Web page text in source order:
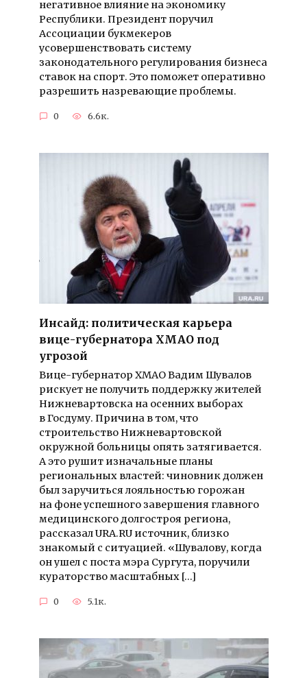
негативное влияние на экономику
Республики. Президент поручил
Ассоциации букмекеров
усовершенствовать систему
законодательного регулирования бизнеса
ставок на спорт. Это поможет оперативно
разрешить назревающие проблемы.
0 6.6к.
Инсайд: политическая карьера
вице-губернатора ХМАО под
угрозой
Вице-губернатор ХМАО Вадим Шувалов
рискует не получить поддержку жителей
Нижневартовска на осенних выборах
в Госдуму. Причина в том, что
строительство Нижневартовской
окружной больницы опять затягивается.
А это рушит изначальные планы
региональных властей: чиновник должен
был заручиться лояльностью горожан
на фоне успешного завершения главного
медицинского долгостроя региона,
рассказал URA.RU источник, близко
знакомый с ситуацией. «Шувалову, когда
он ушел с поста мэра Сургута, поручили
кураторство масштабных […]
0 5.1к.